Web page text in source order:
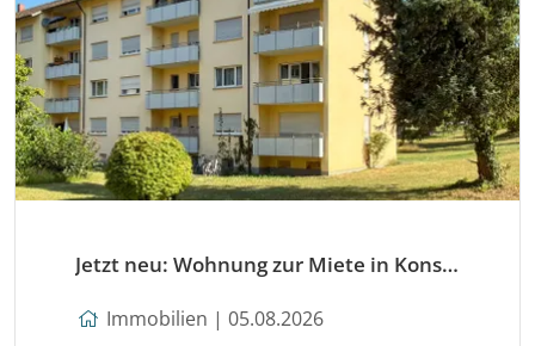
Jetzt neu: Wohnung zur Miete in Konstanz
Immobilien | 05.08.2026